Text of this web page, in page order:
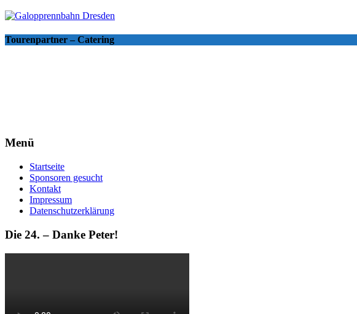
Tourenpartner – Catering
Menü
Startseite
Sponsoren gesucht
Kontakt
Impressum
Datenschutzerklärung
Die 24. – Danke Peter!